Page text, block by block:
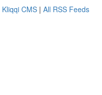
Kliqqi CMS | All RSS Feeds